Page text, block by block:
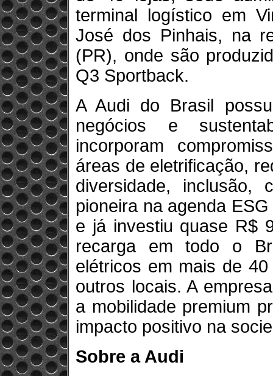
terminal logístico em
José dos Pinhais, na
(PR), onde são
Q3 Sportback.
A Audi do Brasil
negócios e
incorporam
áreas de eletrificação,
diversidade,
pioneira na agenda
e já investiu quase R$
recarga em todo o
elétricos em mais de
outros locais. A
a mobilidade premium
impacto positivo na
Sobre a Audi